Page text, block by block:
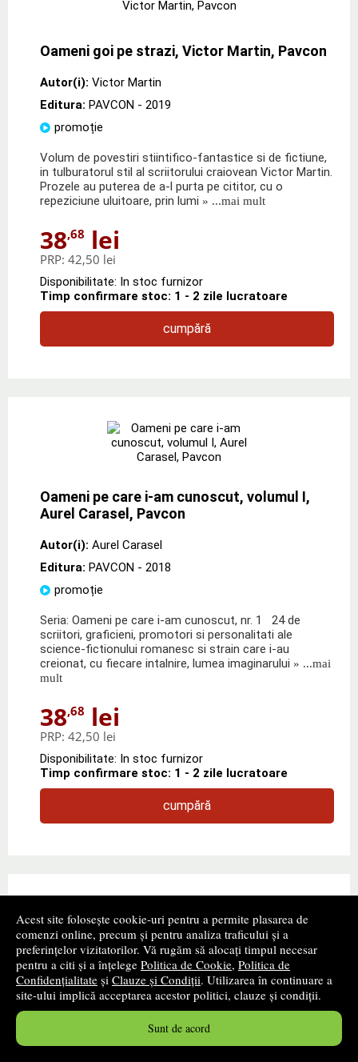
Acest site folosește cookie-uri pentru a permite plasarea de
comenzi online, precum și pentru analiza traficului și a
preferințelor vizitatorilor. Vă rugăm să alocați timpul necesar
pentru a citi și a înțelege Politica de Cookie, Politica de
Confidențialitate și Clauze și Condiții. Utilizarea în continuare a
site-ului implică acceptarea acestor politici, clauze și condiții.
Sunt de acord
Oameni goi pe strazi, Victor Martin, Pavcon
Autor(i): Victor Martin
Editura: PAVCON - 2019
promoție
Volum de povestiri stiintifico-fantastice si de fictiune,
in tulburatorul stil al scriitorului craiovean Victor Martin.
Prozele au puterea de a-l purta pe cititor, cu o
repeziciune uluitoare, prin lumi » ...mai mult
38,68 lei
PRP: 42,50 lei
Disponibilitate: In stoc furnizor
Timp confirmare stoc: 1 - 2 zile lucratoare
cumpără
Oameni pe care i-am cunoscut, volumul I,
Aurel Carasel, Pavcon
Autor(i): Aurel Carasel
Editura: PAVCON - 2018
promoție
Seria: Oameni pe care i-am cunoscut, nr. 1 24 de
scriitori, graficieni, promotori si personalitati ale
science-fictionului romanesc si strain care i-au
creionat, cu fiecare intalnire, lumea imaginarului » ...mai
mult
38,68 lei
PRP: 42,50 lei
Disponibilitate: In stoc furnizor
Timp confirmare stoc: 1 - 2 zile lucratoare
cumpără
Oameni pe care i-am cunoscut, volumul II,
Aurel Carasel, Pavcon
Aurel Carasel
Editura:PAVCON- 2019